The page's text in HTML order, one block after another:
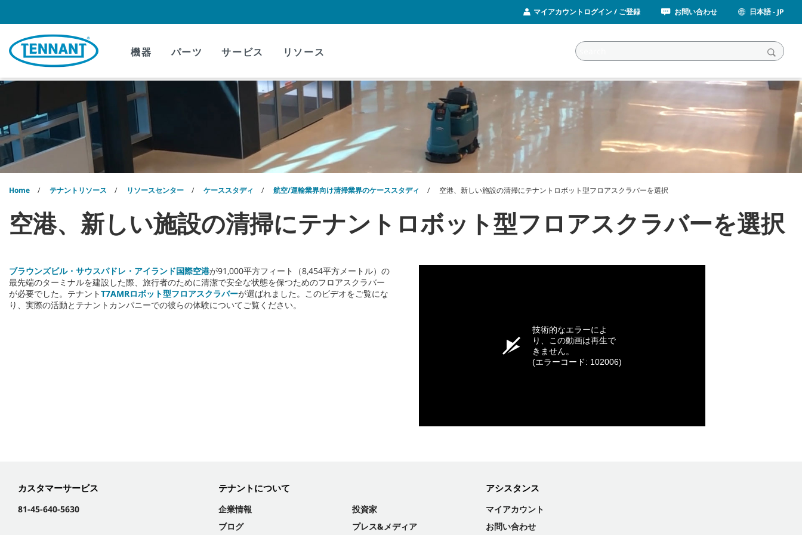
content
navigation
menu
マイアカウントログイン / ご登録 お問い合わせ 日本語 - JP
機器 パーツ サービス リソース
Home テナントリソース リソースセンター ケーススタディ 航空/運輸業界向け清掃業界のケーススタディ 空港、新しい施設の清掃にテナントロボット型フロアスクラバーを選択
空港、新しい施設の清掃にテナントロボット型フロアスクラバーを選択
ブラウンズビル・サウスパドレ・アイランド国際空港が91,000平方フィート（8,454平方メートル）の
最先端のターミナルを建設した際、旅行者のために清潔で安全な状態を保つためのフロアスクラバー
が必要でした。テナントT7AMRロボット型フロアスクラバーが選ばれました。このビデオをご覧にな
り、実際の活動とテナントカンパニーでの彼らの体験についてご覧ください。
技術的なエラーによ
り、この動画は再生で
きません。
(エラーコード: 102006)
カスタマーサービス
81-45-640-5630
テナントについて
企業情報
ブログ
投資家
プレス&メディア
アシスタンス
マイアカウント
お問い合わせ